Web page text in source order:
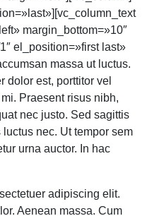
margin_bottom=»10″
el_position=»first last»
massa ut luctus.
dolor est, porttitor vel
Praesent risus nibh,
nec justo. Sed sagittis
nec. Ut tempor sem
urna auctor. In hac
adipiscing elit.
Aenean massa. Cum